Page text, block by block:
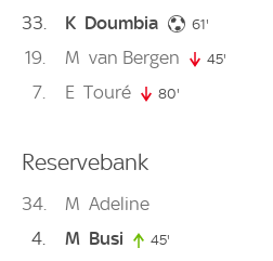
33
K Doumbia 61'
19 M van Bergen 45'
7 E Touré 80'
Reservebank
34 M Adeline
4
M Busi 45'